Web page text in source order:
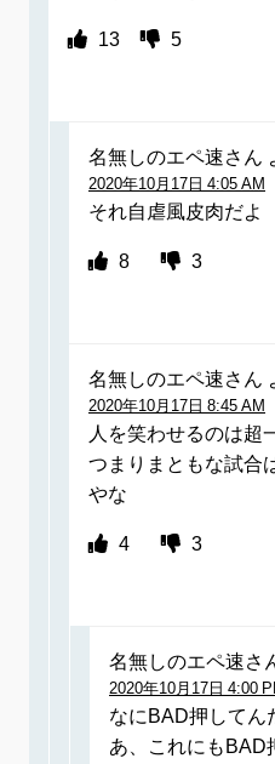
13 5
名無しのエペ速さん
2020年10月17日 4:05 AM
それ自虐風皮肉だよ
8 3
名無しのエペ速さん
2020年10月17日 8:45 AM
人を笑わせるのは超
つまりまともな試合
やな
4 3
名無しのエペ速さん
2020年10月17日 4:00
なにBAD押してん
あ、これにもBAD